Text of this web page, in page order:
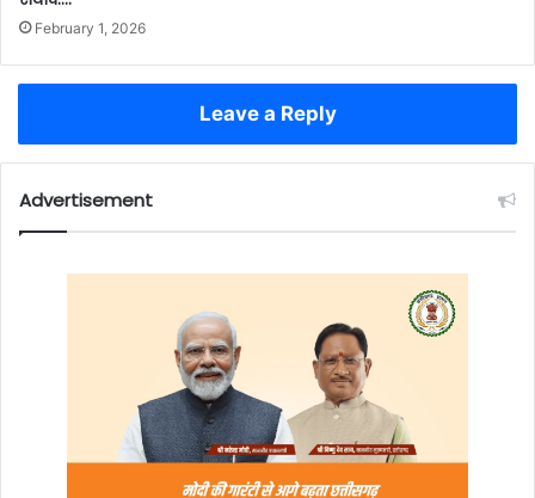
February 1, 2026
Leave a Reply
Advertisement